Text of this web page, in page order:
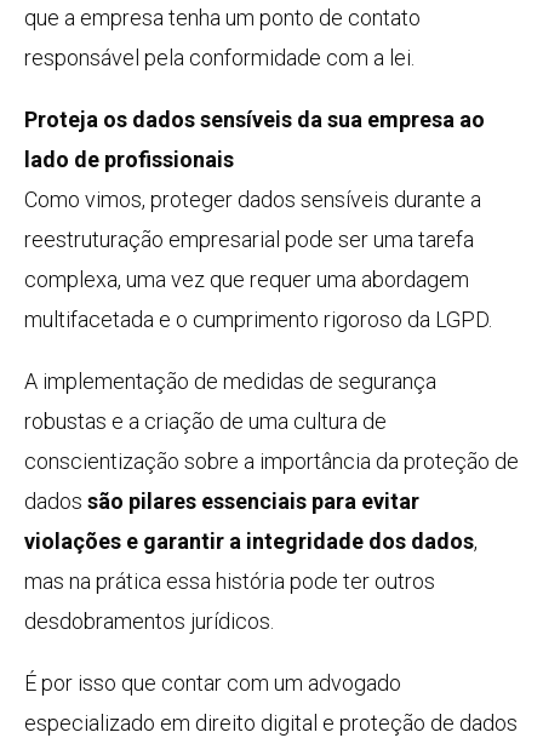
que a empresa tenha um ponto de contato
responsável pela conformidade com a lei.
Proteja os dados sensíveis da sua empresa ao
lado de profissionais
Como vimos, proteger dados sensíveis durante a
reestruturação empresarial pode ser uma tarefa
complexa, uma vez que requer uma abordagem
multifacetada e o cumprimento rigoroso da LGPD.
A implementação de medidas de segurança
robustas e a criação de uma cultura de
conscientização sobre a importância da proteção de
dados são pilares essenciais para evitar
violações e garantir a integridade dos dados,
mas na prática essa história pode ter outros
desdobramentos jurídicos.
É por isso que contar com um advogado
especializado em direito digital e proteção de dados